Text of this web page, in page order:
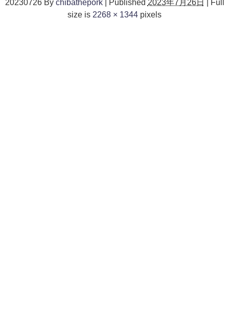
20230726 By chibathepork Published 2023年7月26日
Full
size is 2268 × 1344 pixels